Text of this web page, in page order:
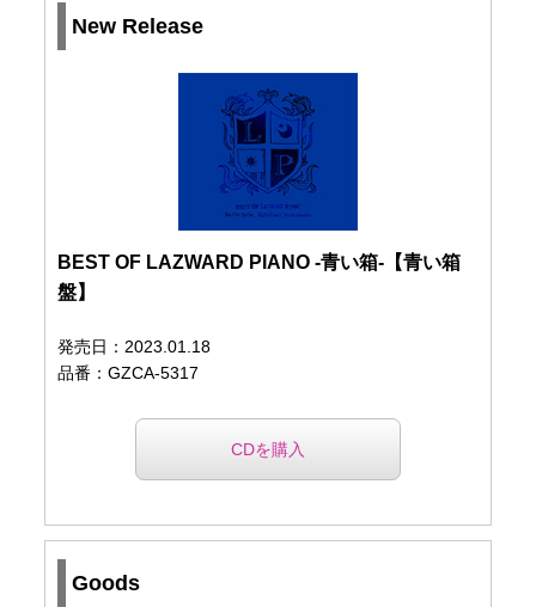
New Release
BEST OF LAZWARD PIANO -青い箱-【青い箱
盤】
発売日：2023.01.18
品番：GZCA-5317
CDを購入
Goods